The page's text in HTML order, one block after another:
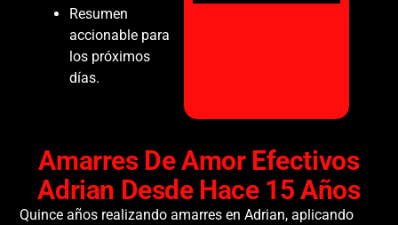
Resumen
accionable para
los próximos
días.
Amarres De Amor Efectivos
Adrian Desde Hace 15 Años
Quince años realizando amarres en Adrian, aplicando